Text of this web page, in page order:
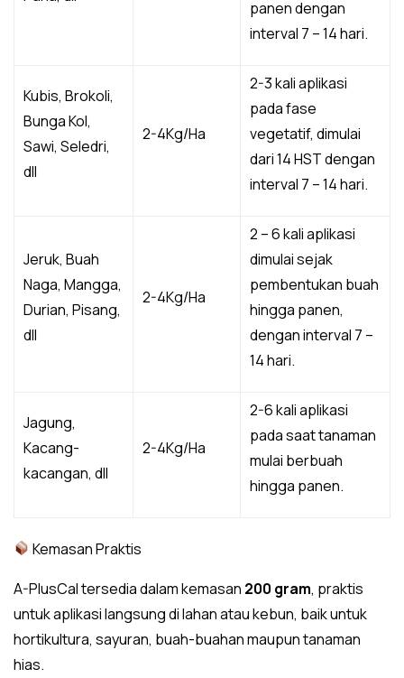
panen dengan
interval 7 – 14 hari.
Kubis, Brokoli,
Bunga Kol,
Sawi, Seledri,
dll
2-4Kg/Ha
2-3 kali aplikasi
pada fase
vegetatif, dimulai
dari 14 HST dengan
interval 7 – 14 hari.
Jeruk, Buah
Naga, Mangga,
Durian, Pisang,
dll
2-4Kg/Ha
2 – 6 kali aplikasi
dimulai sejak
pembentukan buah
hingga panen,
dengan interval 7 –
14 hari.
Jagung,
Kacang-
kacangan, dll
2-4Kg/Ha
2-6 kali aplikasi
pada saat tanaman
mulai berbuah
hingga panen.
Kemasan Praktis
A-PlusCal tersedia dalam kemasan 200 gram, praktis
untuk aplikasi langsung di lahan atau kebun, baik untuk
hortikultura, sayuran, buah-buahan maupun tanaman
hias.